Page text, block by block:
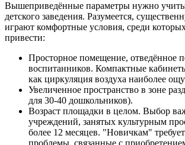
Вышеприведённые параметры нужно
детского заведения. Разумеется,
играют комфортные условия, среди
привести:
Просторное помещение, отведённое
воспитанников. Компактные
как циркуляция воздуха наиболее
Увеличенное пространство в зоне
для 30-40 дошкольников).
Возраст площадки в целом. Выбор
учреждений, занятых культурным
более 12 месяцев. "Новичкам"
проблемы, связанные с